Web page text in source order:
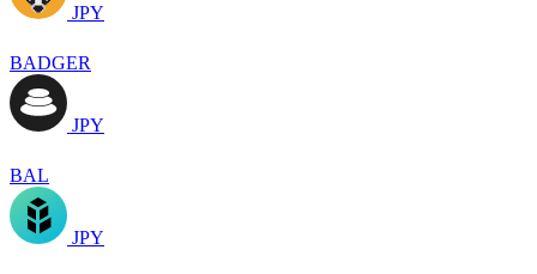
JPY
BADGER
JPY
BAL
JPY